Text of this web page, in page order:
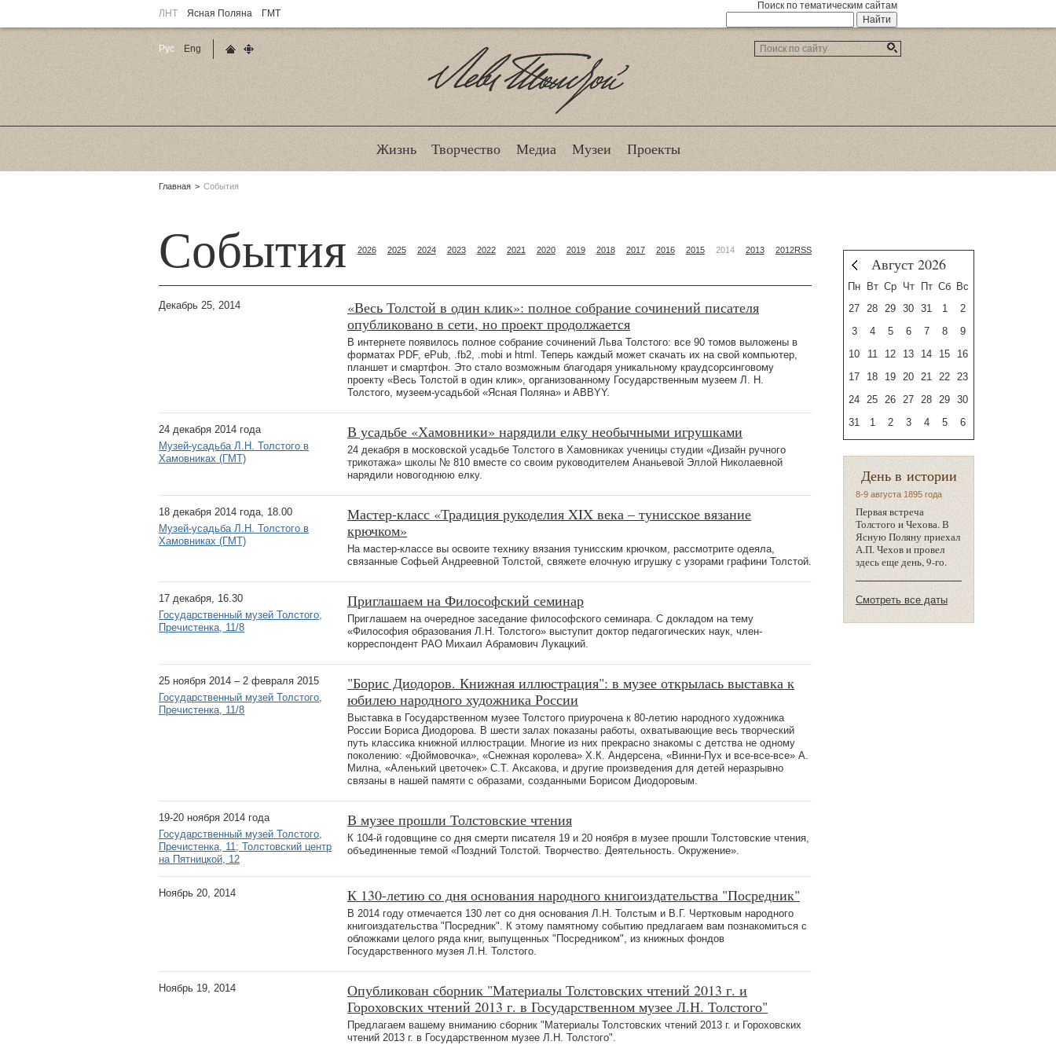
ЛНТ Ясная Поляна ГМТ
Поиск по тематическим сайтам
Лев Толстой
Жизнь Творчество Медиа Музеи Проекты
Родительские
Главная События
События 2026 2025 2024 2023 2022 2021 2020 2019 2018 2017 2016 2015 2014 2013 2012RSS
Декабрь 25, 2014
«Весь Толстой в один клик»: полное собрание сочинений писателя
опубликовано в сети, но проект продолжается
В интернете появилось полное собрание сочинений Льва Толстого: все 90 томов выложены в
форматах PDF, ePub, .fb2, .mobi и html. Теперь каждый может скачать их на свой компьютер,
планшет и смартфон. Это стало возможным благодаря уникальному краудсорсинговому
проекту «Весь Толстой в один клик», организованному Государственным музеем Л. Н.
Толстого, музеем-усадьбой «Ясная Поляна» и ABBYY.
24 декабря 2014 года
Музей-усадьба Л.Н. Толстого в
Хамовниках (ГМТ)
В усадьбе «Хамовники» нарядили елку необычными игрушками
24 декабря в московской усадьбе Толстого в Хамовниках ученицы студии «Дизайн ручного
трикотажа» школы № 810 вместе со своим руководителем Ананьевой Эллой Николаевной
нарядили новогоднюю елку.
18 декабря 2014 года, 18.00
Музей-усадьба Л.Н. Толстого в
Хамовниках (ГМТ)
Мастер-класс «Традиция рукоделия XIX века – тунисское вязание
крючком»
На мастер-классе вы освоите технику вязания тунисским крючком, рассмотрите одеяла,
связанные Софьей Андреевной Толстой, свяжете елочную игрушку с узорами графини Толстой.
17 декабря, 16.30
Государственный музей Толстого,
Пречистенка, 11/8
Приглашаем на Философский семинар
Приглашаем на очередное заседание философского семинара. С докладом на тему
«Философия образования Л.Н. Толстого» выступит доктор педагогических наук, член-
корреспондент РАО Михаил Абрамович Лукацкий.
25 ноября 2014 – 2 февраля 2015
Государственный музей Толстого,
Пречистенка, 11/8
"Борис Диодоров. Книжная иллюстрация": в музее открылась выставка к
юбилею народного художника России
Выставка в Государственном музее Толстого приурочена к 80-летию народного художника
России Бориса Диодорова. В шести залах показаны работы, охватывающие весь творческий
путь классика книжной иллюстрации. Многие из них прекрасно знакомы с детства не одному
поколению: «Дюймовочка», «Снежная королева» Х.К. Андерсена, «Винни-Пух и все-все-все» А.
Милна, «Аленький цветочек» С.Т. Аксакова, и другие произведения для детей неразрывно
связаны в нашей памяти с образами, созданными Борисом Диодоровым.
19-20 ноября 2014 года
Государственный музей Толстого,
Пречистенка, 11; Толстовский центр
на Пятницкой, 12
В музее прошли Толстовские чтения
К 104-й годовщине со дня смерти писателя 19 и 20 ноября в музее прошли Толстовские чтения,
объединенные темой «Поздний Толстой. Творчество. Деятельность. Окружение».
Ноябрь 20, 2014 К 130-летию со дня основания народного книгоиздательства "Посредник"
В 2014 году отмечается 130 лет со дня основания Л.Н. Толстым и В.Г. Чертковым народного
книгоиздательства "Посредник". К этому памятному событию предлагаем вам познакомиться с
обложками целого ряда книг, выпущенных "Посредником", из книжных фондов
Государственного музея Л.Н. Толстого.
Ноябрь 19, 2014
Опубликован сборник "Материалы Толстовских чтений 2013 г. и
Гороховских чтений 2013 г. в Государственном музее Л.Н. Толстого"
Предлагаем вашему вниманию сборник "Материалы Толстовских чтений 2013 г. и Гороховских
чтений 2013 г. в Государственном музее Л.Н. Толстого".
Август 2026
Пн Вт Ср Чт Пт Сб Вс
27
28 29 30 31 1
2
3
4 5 6 7 8
9
10
11 12 13 14 15
16
17
18 19 20 21 22
23
24
25 26 27 28 29
30
31
1 2 3 4 5 6
День в истории
8-9 августа 1895 года
Первая встреча
Толстого и Чехова. В
Ясную Поляну приехал
А.П. Чехов и провел
здесь еще день, 9-го.
Смотреть все даты
Рус
Eng